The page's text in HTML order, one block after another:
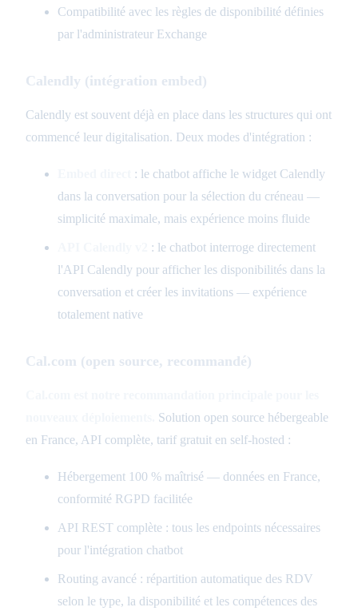
Compatibilité avec les règles de disponibilité définies
par l'administrateur Exchange
Calendly (intégration embed)
Calendly est souvent déjà en place dans les structures qui ont
commencé leur digitalisation. Deux modes d'intégration :
: le chatbot affiche le widget Calendly
dans la conversation pour la sélection du créneau —
simplicité maximale, mais expérience moins fluide
: le chatbot interroge directement
l'API Calendly pour afficher les disponibilités dans la
conversation et créer les invitations — expérience
totalement native
Cal.com (open source, recommandé)
Solution open source hébergeable
en France, API complète, tarif gratuit en self-hosted :
Hébergement 100 % maîtrisé — données en France,
conformité RGPD facilitée
API REST complète : tous les endpoints nécessaires
pour l'intégration chatbot
Routing avancé : répartition automatique des RDV
selon le type, la disponibilité et les compétences des